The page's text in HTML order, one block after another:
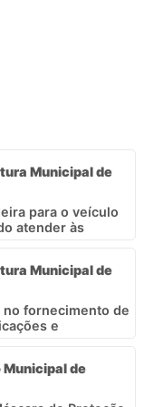
Municipal de
para o veículo
atender às
Municipal de
no fornecimento de
e
Municipal de